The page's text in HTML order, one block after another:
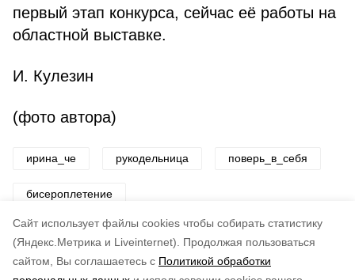
Cайт использует файлы cookies чтобы собирать статистику
(Яндекс.Метрика и Liveinternet).
Продолжая пользоваться
сайтом, Вы соглашаетесь с Политикой обработки
первый этап конкурса, сейчас её работы на
областной выставке.
И. Кулезин
(фото автора)
ирина_че рукодельница поверь_в_себя
бисероплетение
Авторы: ADMIN admin